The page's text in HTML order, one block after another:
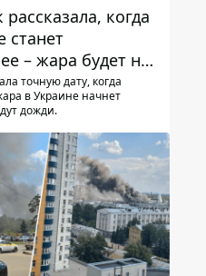
когда
станет
– жара будет не
точную дату, когда
в Украине начнет
дожди.